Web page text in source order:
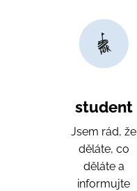
student
Jsem rád, že
děláte, co
děláte a
informujte